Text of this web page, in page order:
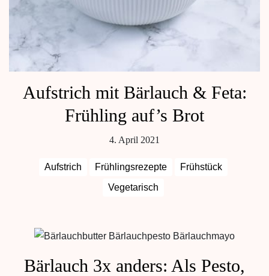
Aufstrich mit Bärlauch & Feta:
Frühling auf’s Brot
4. April 2021
Aufstrich Frühlingsrezepte
Frühstück
Vegetarisch
Bärlauch 3x anders: Als Pesto,